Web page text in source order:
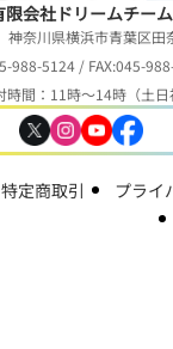
限会社ドリームチーム
奈川県横浜市青葉区田
988-5124 / FAX:045-
時間：11時～14時（土日
特定商取引
プライ